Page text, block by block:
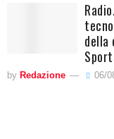
della
by Redazione 06/